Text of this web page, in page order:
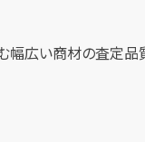
幅広い商材の査定品